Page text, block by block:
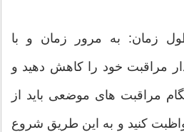
زمان: به مرور زمان و با
مراقبت خود را کاهش دهید و
مراقبت های موضعی باید از
کنید و به این طریق شروع